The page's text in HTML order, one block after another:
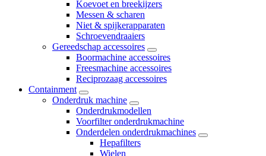
Koevoet en breekijzers
Messen & scharen
Niet & spijkerapparaten
Schroevendraaiers
Gereedschap accessoires
Boormachine accessoires
Freesmachine accessoires
Reciprozaag accessoires
Containment
Onderdruk machine
Onderdrukmodellen
Voorfilter onderdrukmachine
Onderdelen onderdrukmachines
Hepafilters
Wielen